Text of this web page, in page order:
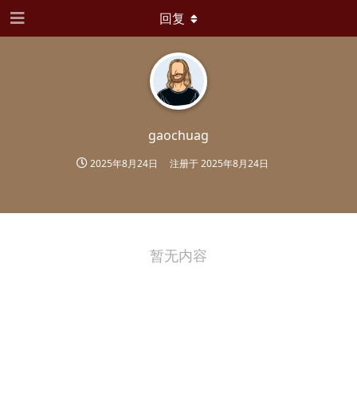
gaochuag
2025年8月24日 注册于2025年8月24日
回复
暂无内容